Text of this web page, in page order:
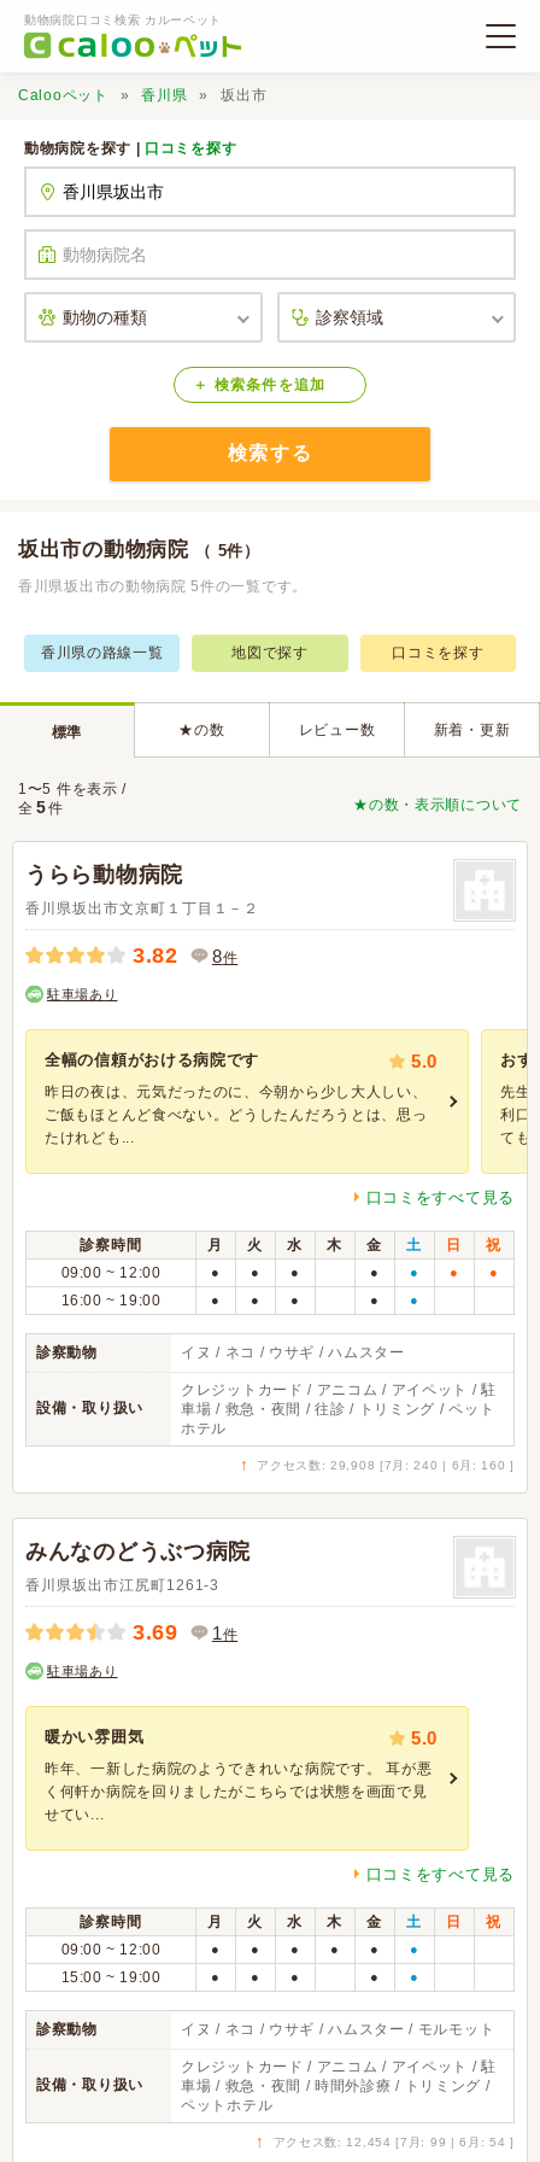
動物病院口コミ検索 カルーペット
口コミ検索
Calooペットとは？
Calooペット 香川県 坂出市
動物病院を探す | 口コミを探す
検索条件 を追加
検索する
坂出市の動物病院 （ 5件）
香川県坂出市の動物病院 5件の一覧です。
香川県の路線一覧 地図で探す 口コミを探す
標準 ★の数 レビュー数 新着・更新
★の数・表示順について
1〜5 件を表示 /
全 5件
うらら動物病院
香川県坂出市文京町１丁目１－２
3.82 8件
駐車場あり
全幅の信頼がおける病院です 5.0
昨日の夜は、元気だったのに、今朝から少し大人しい、
ご飯もほとんど食べない。どうしたんだろうとは、思っ
たけれども...
おす
先生
利口
ても
口コミをすべて見る
診察時間 月 火 水 木 金 土 日
祝
09:00 ~ 12:00
● ● ● ● ● ● ●
16:00 ~ 19:00 ● ● ● ● ●
診察動物 イヌ / ネコ / ウサギ / ハムスター
設備・取り扱い
クレジットカード / アニコム / アイペット / 駐
車場 / 救急・夜間 / 往診 / トリミング / ペット
ホテル
↑ アクセス数: 29,908 [7月: 240 | 6月: 160 ]
みんなのどうぶつ病院
香川県坂出市江尻町1261-3
3.69 1件
駐車場あり
暖かい雰囲気 5.0
昨年、一新した病院のようできれいな病院です。 耳が悪
く何軒か病院を回りましたがこちらでは状態を画面で見
せてい...
口コミをすべて見る
診察時間 月 火 水 木 金 土 日
祝
09:00 ~ 12:00
● ● ● ● ● ●
15:00 ~ 19:00 ● ● ● ● ●
診察動物 イヌ / ネコ / ウサギ / ハムスター / モルモット
設備・取り扱い
クレジットカード / アニコム / アイペット / 駐
車場 / 救急・夜間 / 時間外診療 / トリミング /
ペットホテル
↑ アクセス数: 12,454 [7月: 99 | 6月: 54 ]